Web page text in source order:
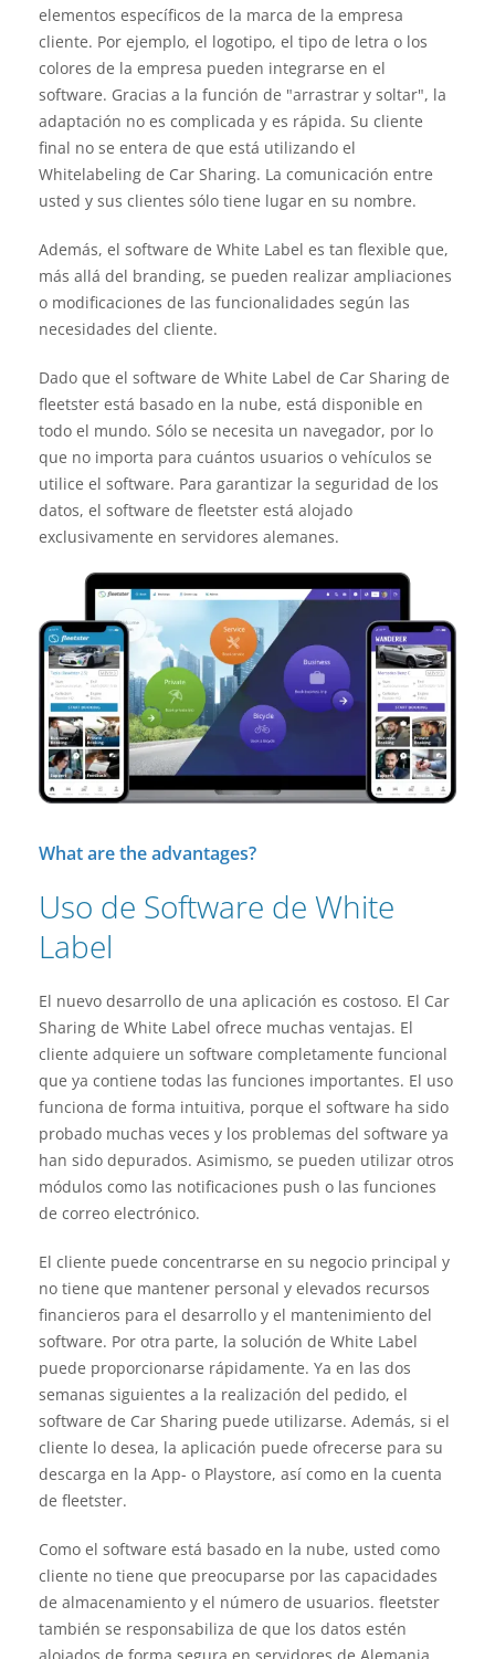
elementos específicos de la marca de la empresa
cliente. Por ejemplo, el logotipo, el tipo de letra o los
colores de la empresa pueden integrarse en el
software. Gracias a la función de "arrastrar y soltar", la
adaptación no es complicada y es rápida. Su cliente
final no se entera de que está utilizando el
Whitelabeling de Car Sharing. La comunicación entre
usted y sus clientes sólo tiene lugar en su nombre.
Además, el software de White Label es tan flexible que,
más allá del branding, se pueden realizar ampliaciones
o modificaciones de las funcionalidades según las
necesidades del cliente.
Dado que el software de White Label de Car Sharing de
fleetster está basado en la nube, está disponible en
todo el mundo. Sólo se necesita un navegador, por lo
que no importa para cuántos usuarios o vehículos se
utilice el software. Para garantizar la seguridad de los
datos, el software de fleetster está alojado
exclusivamente en servidores alemanes.
What are the advantages?
Uso de Software de White
Label
El nuevo desarrollo de una aplicación es costoso. El Car
Sharing de White Label ofrece muchas ventajas. El
cliente adquiere un software completamente funcional
que ya contiene todas las funciones importantes. El uso
funciona de forma intuitiva, porque el software ha sido
probado muchas veces y los problemas del software ya
han sido depurados. Asimismo, se pueden utilizar otros
módulos como las notificaciones push o las funciones
de correo electrónico.
El cliente puede concentrarse en su negocio principal y
no tiene que mantener personal y elevados recursos
financieros para el desarrollo y el mantenimiento del
software. Por otra parte, la solución de White Label
puede proporcionarse rápidamente. Ya en las dos
semanas siguientes a la realización del pedido, el
software de Car Sharing puede utilizarse. Además, si el
cliente lo desea, la aplicación puede ofrecerse para su
descarga en la App- o Playstore, así como en la cuenta
de fleetster.
Como el software está basado en la nube, usted como
cliente no tiene que preocuparse por las capacidades
de almacenamiento y el número de usuarios. fleetster
también se responsabiliza de que los datos estén